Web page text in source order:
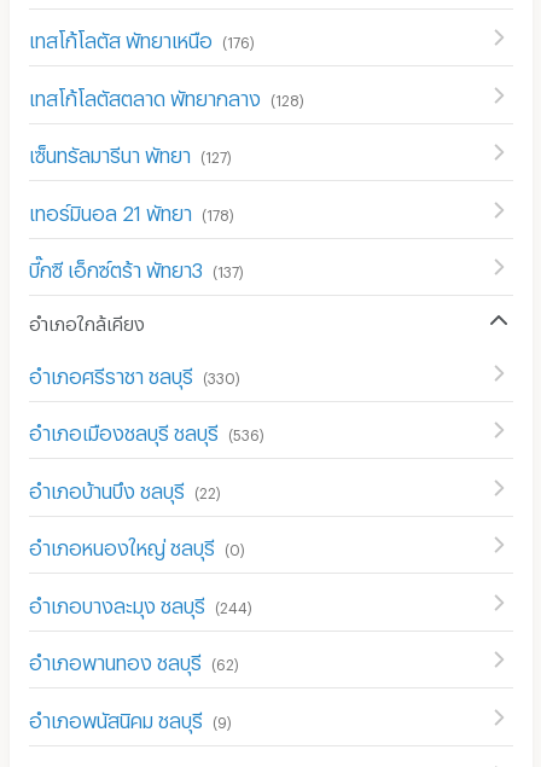
เทสโก้โลตัส พัทยาเหนือ (176)
เทสโก้โลตัสตลาด พัทยากลาง (128)
เซ็นทรัลมารีนา พัทยา (127)
เทอร์มินอล 21 พัทยา (178)
บี๊กซี เอ็กซ์ตร้า พัทยา3 (137)
อำเภอใกล้เคียง
อำเภอศรีราชา ชลบุรี (330)
อำเภอเมืองชลบุรี ชลบุรี (536)
อำเภอบ้านบึง ชลบุรี (22)
อำเภอหนองใหญ่ ชลบุรี (0)
อำเภอบางละมุง ชลบุรี (244 )
อำเภอพานทอง ชลบุรี (62)
อำเภอพนัสนิคม ชลบุรี (9)